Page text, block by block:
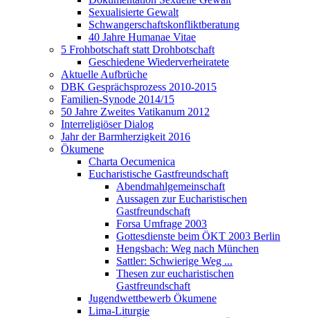
Sexualisierte Gewalt
Schwangerschaftskonfliktberatung
40 Jahre Humanae Vitae
5 Frohbotschaft statt Drohbotschaft
Geschiedene Wiederverheiratete
Aktuelle Aufbrüche
DBK Gesprächsprozess 2010-2015
Familien-Synode 2014/15
50 Jahre Zweites Vatikanum 2012
Interreligiöser Dialog
Jahr der Barmherzigkeit 2016
Ökumene
Charta Oecumenica
Eucharistische Gastfreundschaft
Abendmahlgemeinschaft
Aussagen zur Eucharistischen
Gastfreundschaft
Forsa Umfrage 2003
Gottesdienste beim ÖKT 2003 Berlin
Hengsbach: Weg nach München
Sattler: Schwierige Weg ...
Thesen zur eucharistischen
Gastfreundschaft
Jugendwettbewerb Ökumene
Lima-Liturgie